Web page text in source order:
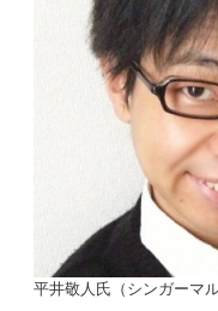
平井敬人氏（シンガーマ